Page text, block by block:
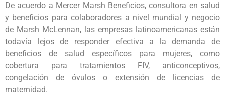
De acuerdo a Mercer Marsh Beneficios, consultora en salud
y beneficios para colaboradores a nivel mundial y negocio
de Marsh McLennan, las empresas latinoamericanas están
todavía lejos de responder efectiva a la demanda de
beneficios de salud específicos para mujeres, como
cobertura para tratamientos FIV, anticonceptivos,
congelación de óvulos o extensión de licencias de
maternidad.